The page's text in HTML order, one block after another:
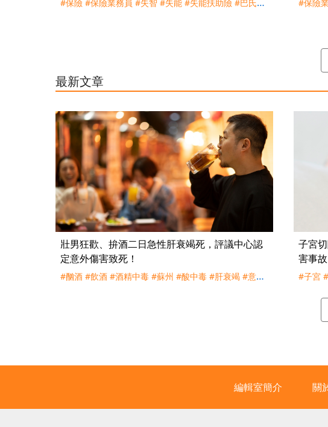
#保險 #保險業務員 #失智 #失能 #失能扶助險 #巴氏量
#保險
最新文章
壯男狂歡、拚酒二日急性肝衰竭死，評議中心認
定意外傷害致死！
#酗酒 #飲酒 #酒精中毒 #蘇州 #酸中毒 #肝衰竭 #意外
子宮
害事故
#子宮
編輯室簡介 關